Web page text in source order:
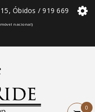
Óbidos / 919 669
nacional)
0